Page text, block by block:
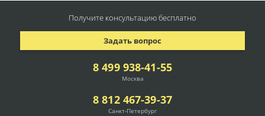
8 499 938-41-55
Москва
8 812 467-39-37
Санкт-Петербург
Задать вопрос
Получите консультациюбесплатно